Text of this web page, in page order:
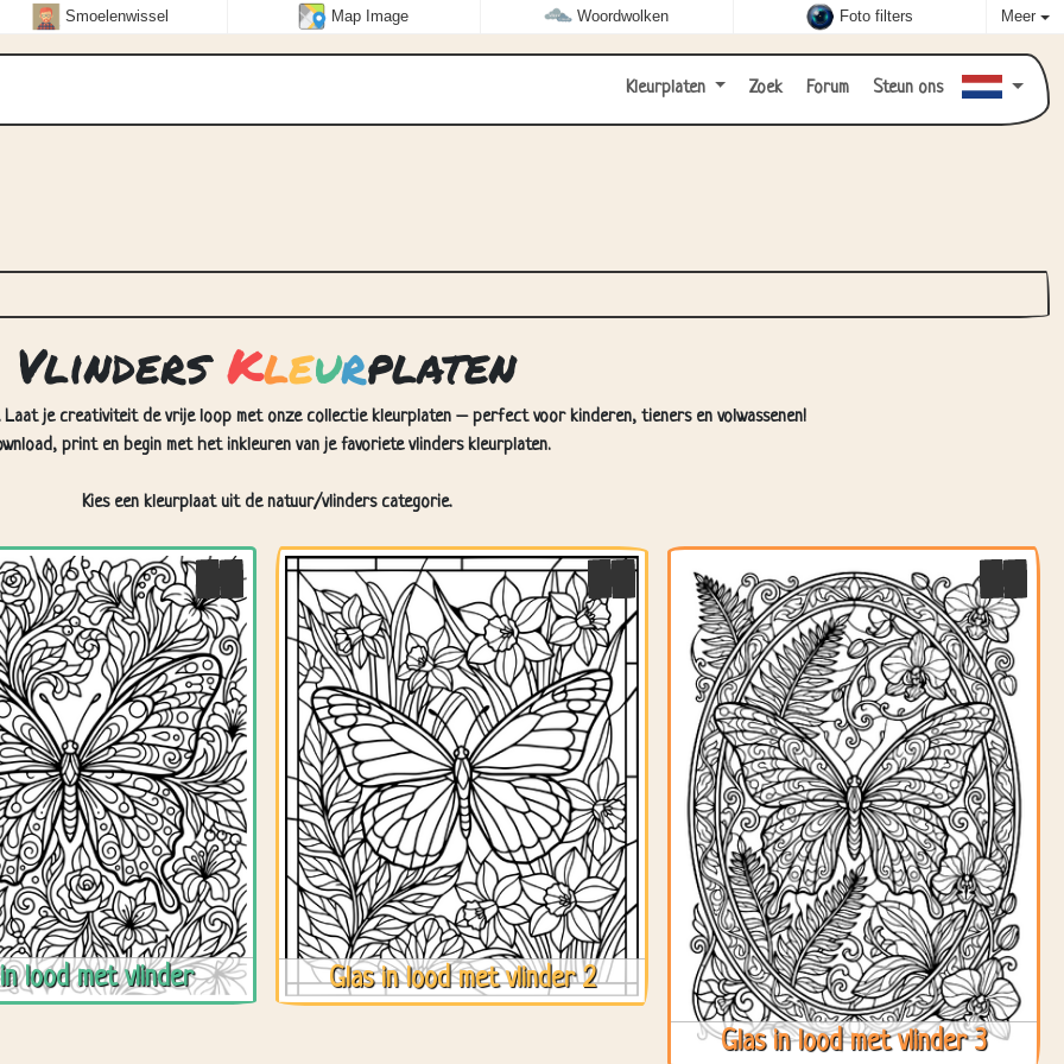
Smoelenwissel Map Image Woordwolken Foto filters Meer
Kleurplaten Zoek Forum Steun ons
VlindersKleurplaten
Laat je creativiteit de vrije loop met onze collectie kleurplaten – perfect voor kinderen, tieners en volwassenen!
print en begin met het inkleuren van je favoriete vlinders kleurplaten.
Kies een kleurplaat uit de natuur/vlinders categorie.
lood met vlinder Glas in lood met vlinder 2
Glas in lood met vlinder 3